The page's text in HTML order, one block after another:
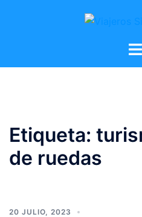
Etiqueta:
de ruedas
20 JULIO, 2023